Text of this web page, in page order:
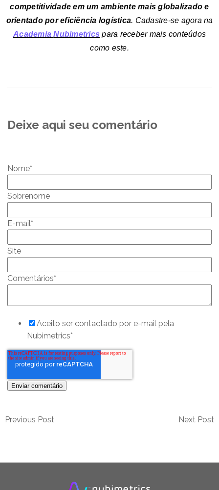
competitividade em um ambiente mais globalizado e
orientado por eficiência logística. Cadastre-se agora na
AcademiaNubimetrics para receber mais conteúdos
como este.
Deixe aqui seu comentário
Nome*
Sobrenome
E-mail*
Site
Comentários*
Aceito ser contactado por e-mail pela
Nubimetrics*
Previous Post Next Post